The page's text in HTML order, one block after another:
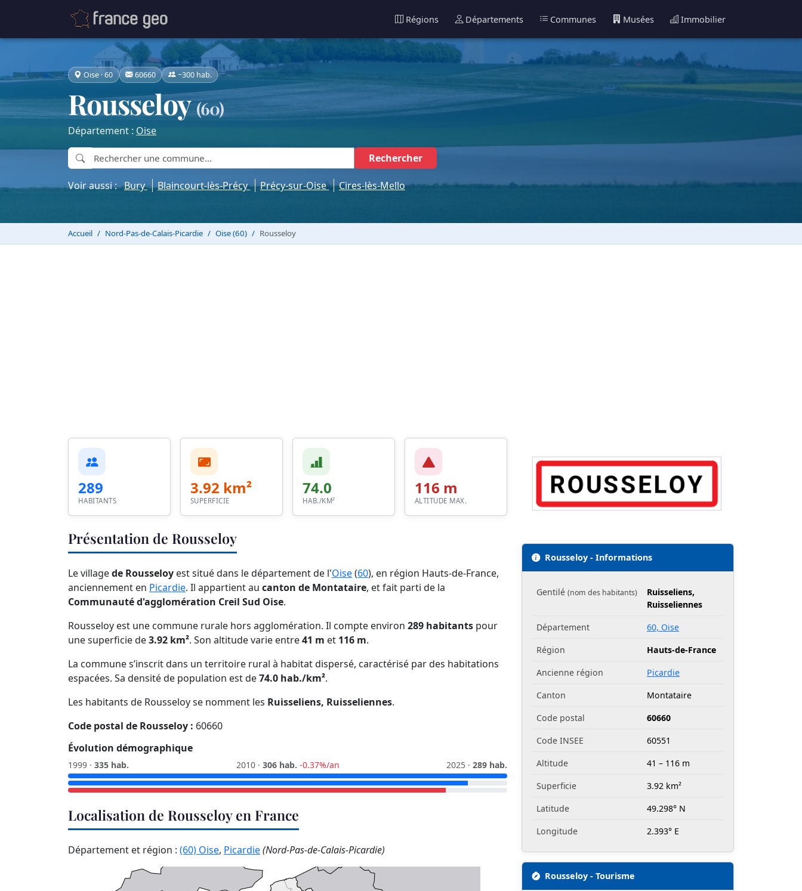
Régions Départements Communes Musées Immobilier
Oise · 60 60660 ~300 hab.
Rousseloy(60)
Département : Oise
Rechercher
Voir aussi :Bury Blaincourt-lès-Précy Précy-sur-Oise Cires-lès-Mello
Accueil Nord-Pas-de-Calais-Picardie Oise (60) Rousseloy
289
HABITANTS
3.92 km²
SUPERFICIE
74.0
HAB./KM²
116 m
ALTITUDE MAX.
Présentation de Rousseloy
Le villagede Rousseloy est situé dans le département de l'Oise(60), en région Hauts-de-France,
anciennement en Picardie. Il appartient au canton de Montataire, et fait parti de la
Communauté d'agglomération Creil Sud Oise.
Rousseloy est une commune rurale hors agglomération. Il compte environ 289 habitants pour
une superficie de3.92 km². Son altitude varie entre41 m et 116 m.
La commune s’inscrit dans un territoire rural à habitat dispersé, caractérisé par des habitations
espacées. Sa densité de population est de74.0 hab./km².
Les habitants de Rousseloy se nomment les Ruisseliens, Ruisseliennes.
Code postal de Rousseloy : 60660
Évolution démographique
1999 · 335 hab. 2010 · 306 hab. -0.37%/an 2025 · 289 hab.
Localisation de Rousseloy en France
Département et région : (60) Oise, Picardie(Nord-Pas-de-Calais-Picardie)
Rousseloy - Informations
Gentilé (nom des habitants)
Ruisseliens,
Ruisseliennes
Département
60, Oise
Région
Hauts-de-France
Ancienne région
Picardie
Canton
Montataire
Code postal
60660
Code INSEE
60551
Altitude
41 – 116 m
Superficie
3.92 km²
Latitude
49.298° N
Longitude
2.393° E
Rousseloy - Tourisme